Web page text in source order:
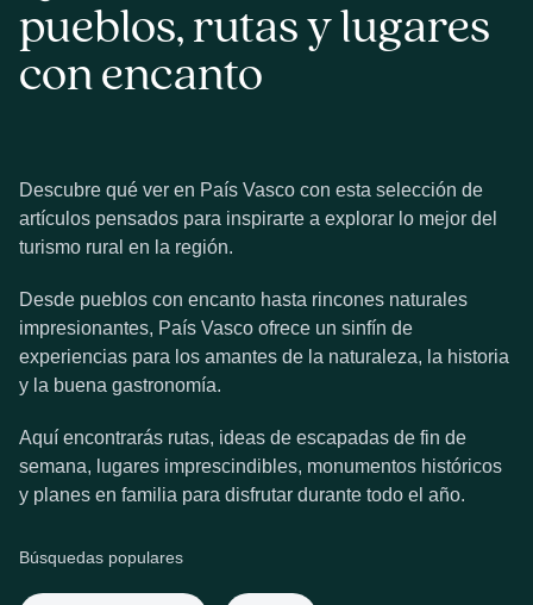
pueblos, rutas y lugares
con encanto
Descubre qué ver en País Vasco con esta selección de
artículos pensados para inspirarte a explorar lo mejor del
turismo rural en la región.
Desde pueblos con encanto hasta rincones naturales
impresionantes, País Vasco ofrece un sinfín de
experiencias para los amantes de la naturaleza, la historia
y la buena gastronomía.
Aquí encontrarás rutas, ideas de escapadas de fin de
semana, lugares imprescindibles, monumentos históricos
y planes en familia para disfrutar durante todo el año.
Búsquedas populares